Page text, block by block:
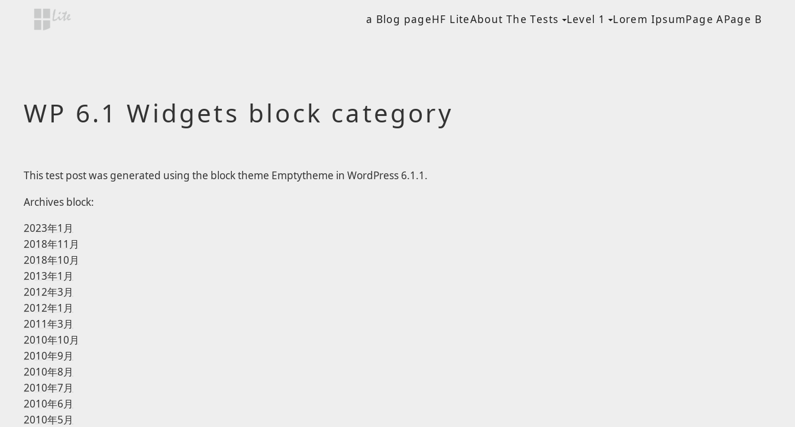
Skip to main content
a Blog pageHF LiteAbout The Tests Level 1 Lorem IpsumPage APage B
WP 6.1 Widgets block category
This test post was generated using the block theme Emptytheme in WordPress 6.1.1.
Archives block:
2023年1月
2018年11月
2018年10月
2013年1月
2012年3月
2012年1月
2011年3月
2010年10月
2010年9月
2010年8月
2010年7月
2010年6月
2010年5月